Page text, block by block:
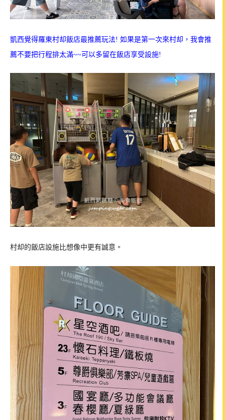
凱西覺得羅東村却飯店最推薦玩法! 如果是第一次來村却，我會推
薦不要把行程排太滿~~可以多留在飯店享受設施!
村却的飯店設施比想像中更有誠意。